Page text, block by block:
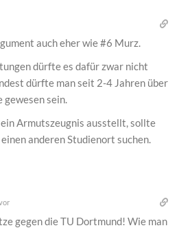
auch eher wie #6 Murz.
dürfte es dafür zwar nicht
dürfte man seit 2-4 Jahren über
sein.
Armutszeugnis ausstellt, sollte
anderen Studienort suchen.
gegen die TU Dortmund! Wie man